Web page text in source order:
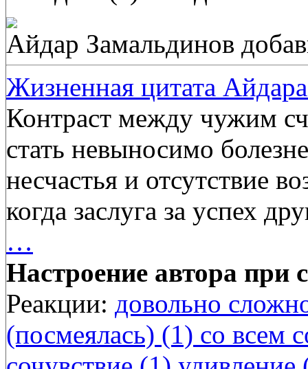
Айдар Замальдинов
Жизненная цитата
Контраст между чужим
стать невыносимо
несчастья и отсутствие
когда заслуга за успех
…
Настроение автора при
Реакции: довольно
(посмеялась) (1) со всем